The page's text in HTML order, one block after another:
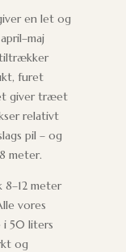
en let og
furet
giver træet
relativt
pil – og
meter.
meter
vores
i 50 liters
og